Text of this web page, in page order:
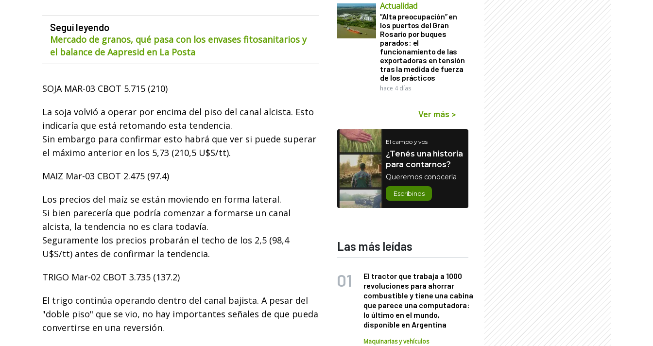
Seguí leyendo
Mercado de granos, qué pasa con los envases fitosanitarios y
el balance de Aapresid en La Posta
SOJA MAR-03 CBOT 5.715 (210)
La soja volvió a operar por encima del piso del canal alcista. Esto
indicaría que está retomando esta tendencia.
Sin embargo para confirmar esto habrá que ver si puede superar
el máximo anterior en los 5,73 (210,5 U$S/tt).
MAIZ Mar-03 CBOT 2.475 (97.4)
Los precios del maíz se están moviendo en forma lateral.
Si bien parecería que podría comenzar a formarse un canal
alcista, la tendencia no es clara todavía.
Seguramente los precios probarán el techo de los 2,5 (98,4
U$S/tt) antes de confirmar la tendencia.
TRIGO Mar-02 CBOT 3.735 (137.2)
El trigo continúa operando dentro del canal bajista. A pesar del
"doble piso" que se vio, no hay importantes señales de que pueda
convertirse en una reversión.
Actualidad
“Alta preocupación” en
los puertos del Gran
Rosario por buques
parados: el
funcionamiento de las
exportadoras en tensión
tras la medida de fuerza
de los prácticos
hace 4 días
Ver más >
El campo y vos
¿Tenés una historia
para contarnos?
Queremos conocerla
Escribinos
Las más leídas
El tractor que trabaja a 1000
revoluciones para ahorrar
combustible y tiene una cabina
que parece una computadora:
lo último en el mundo,
disponible en Argentina
Maquinarias y vehículos